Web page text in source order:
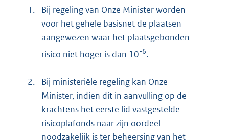
1.
Bij regeling van Onze Minister worden
voor het gehele basisnet de plaatsen
aangewezen waar het plaatsgebonden
risico niet hoger is dan 10-6.
2.
Bij ministeriële regeling kan Onze
Minister, indien dit in aanvulling op de
krachtens het eerste lid vastgestelde
risicoplafonds naar zijn oordeel
noodzakelijk is ter beheersing van het